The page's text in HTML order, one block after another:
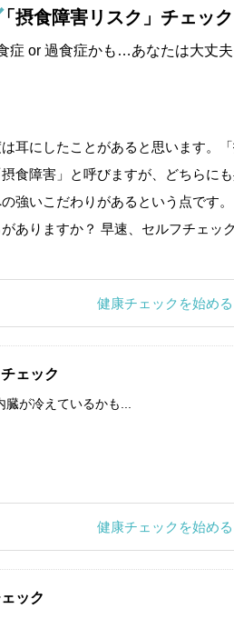
摂食障害リスク」チェック
症 or 過食症かも…あなたは大丈夫
耳にしたことがあると思います。
食障害」と呼びますが、どちらに
強いこだわりがあるという点です
ありますか？ 早速、セルフチェッ
健康チェックを始める
ェック
が冷えているかも...
健康チェックを始める
ック